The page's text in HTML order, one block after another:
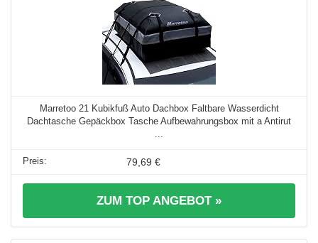
Marretoo 21 Kubikfuß Auto Dachbox Faltbare Wasserdicht
Dachtasche Gepäckbox Tasche Aufbewahrungsbox mit a Antirut
79,69 €
ZUM TOP ANGEBOT »